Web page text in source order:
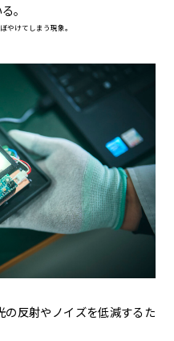
。
やけてしまう現象。
反射やノイズを低減するた